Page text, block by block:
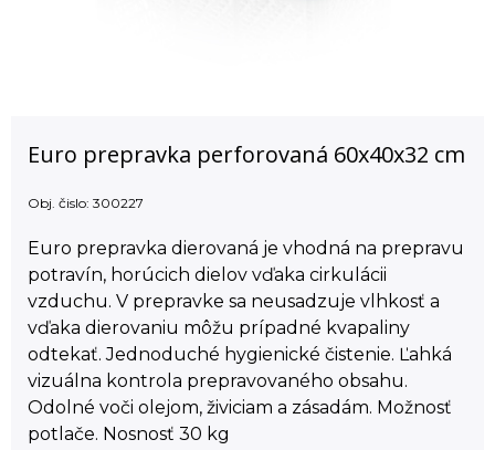
Euro prepravka perforovaná 60x40x32 cm
Obj. čislo: 300227
Euro prepravka dierovaná je vhodná na prepravu
potravín, horúcich dielov vďaka cirkulácii
vzduchu. V prepravke sa neusadzuje vlhkosť a
vďaka dierovaniu môžu prípadné kvapaliny
odtekať. Jednoduché hygienické čistenie. Ľahká
vizuálna kontrola prepravovaného obsahu.
Odolné voči olejom, živiciam a zásadám. Možnosť
potlače. Nosnosť 30 kg